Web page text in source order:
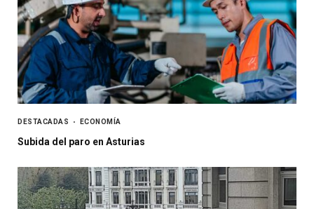
DESTACADAS ECONOMÍA
Subida del paro en Asturias